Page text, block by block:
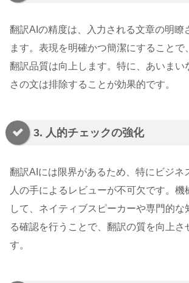
翻訳AIの精度は、入力される文章の明瞭
ます。表現を明確かつ簡潔にすることで
翻訳品質は向上します。特に、あいまい
さの文は排除することが効果的です。
3. 人的チェックの強化
翻訳AIには限界があるため、特にビジネ
人の手によるレビューが不可欠です。機
して、ネイティブスピーカーや専門的な
る確認を行うことで、翻訳の質を向上さ
す。